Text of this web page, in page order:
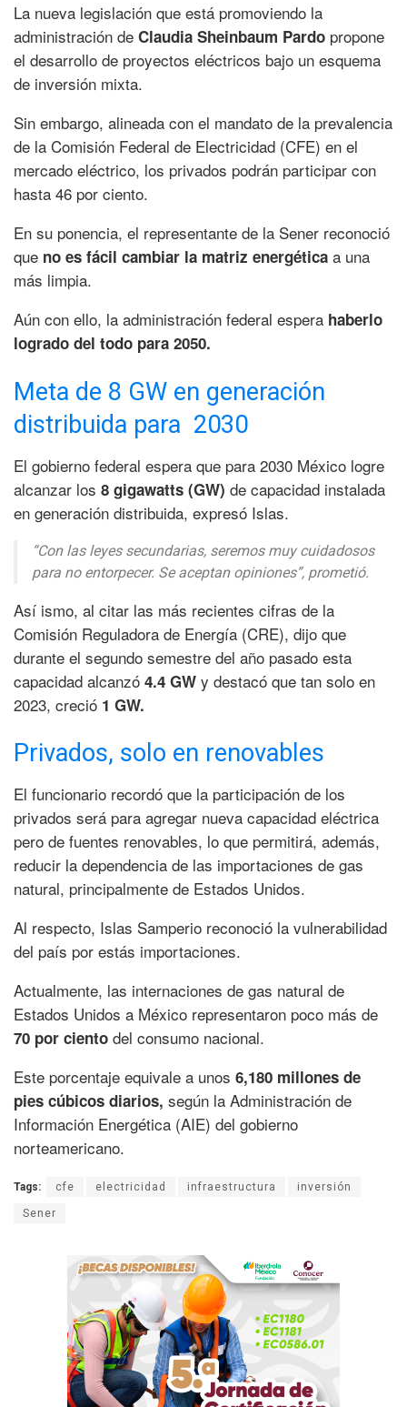
La nueva legislación que está promoviendo la
administración de Claudia Sheinbaum Pardo propone
el desarrollo de proyectos eléctricos bajo un esquema
de inversión mixta.
Sin embargo, alineada con el mandato de la prevalencia
de la Comisión Federal de Electricidad (CFE) en el
mercado eléctrico, los privados podrán participar con
hasta 46 por ciento.
En su ponencia, el representante de la Sener reconoció
que no es fácil cambiar la matriz energética a una
más limpia.
Aún con ello, la administración federal espera haberlo
logrado del todo para 2050.
Meta de 8 GW en generación
distribuida para 2030
El gobierno federal espera que para 2030 México logre
alcanzar los 8 gigawatts (GW) de capacidad instalada
en generación distribuida, expresó Islas.
“Con las leyes secundarias, seremos muy cuidadosos
para no entorpecer. Se aceptan opiniones”, prometió.
Así ismo, al citar las más recientes cifras de la
Comisión Reguladora de Energía (CRE), dijo que
durante el segundo semestre del año pasado esta
capacidad alcanzó 4.4 GW y destacó que tan solo en
2023, creció 1 GW.
Privados, solo en renovables
El funcionario recordó que la participación de los
privados será para agregar nueva capacidad eléctrica
pero de fuentes renovables, lo que permitirá, además,
reducir la dependencia de las importaciones de gas
natural, principalmente de Estados Unidos.
Al respecto, Islas Samperio reconoció la vulnerabilidad
del país por estás importaciones.
Actualmente, las internaciones de gas natural de
Estados Unidos a México representaron poco más de
70 por ciento del consumo nacional.
Este porcentaje equivale a unos 6,180 millones de
pies cúbicos diarios, según la Administración de
Información Energética (AIE) del gobierno
norteamericano.
Tags: cfe electricidad infraestructura inversión
Sener